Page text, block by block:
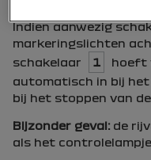
Indien aanwezig
markeringslichten
schakelaar
1
hoeft
automatisch in bij
bij het stoppen van
Bijzonder geval: de
als het